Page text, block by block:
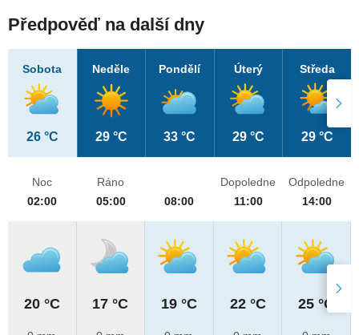
Předpověď na další dny
Sobota
26 °C
Neděle
29 °C
Pondělí
33 °C
Úterý
29 °C
Středa
29 °C
Noc
02:00
20 °C
Ráno
05:00
17 °C
08:00
19 °C
Dopoledne
11:00
22 °C
Odpoledne
14:00
25 °C